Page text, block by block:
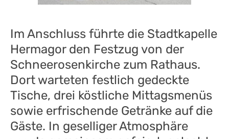
Im Anschluss führte die Stadtkapelle
Hermagor den Festzug von der
Schneerosenkirche zum Rathaus.
Dort warteten festlich gedeckte
Tische, drei köstliche Mittagsmenüs
sowie erfrischende Getränke auf die
Gäste. In geselliger Atmosphäre